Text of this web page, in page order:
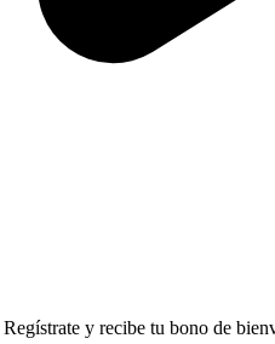
y recibe tu bono de